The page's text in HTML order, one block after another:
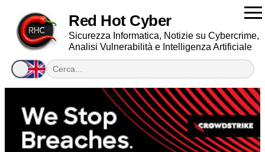
Red Hot Cyber
Sicurezza Informatica, Notizie su Cybercrime,
Analisi Vulnerabilità e Intelligenza Artificiale